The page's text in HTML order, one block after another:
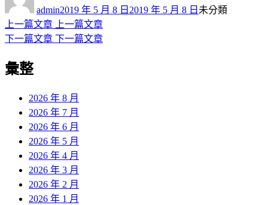
admin佈
日
期:
2019 年 5 月 8 日 2019 年 5 月 8 日 類
未分類
文
章
導
上一篇文章
上
一
上一篇文章
下一篇文章 下
章:
下一篇文章
彙整
2026 年 8 月
2026 年 7 月
2026 年 6 月
2026 年 5 月
2026 年 4 月
2026 年 3 月
2026 年 2 月
2026 年 1 月